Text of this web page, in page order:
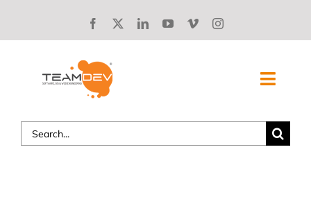
SOLUZIONI
Search
for: